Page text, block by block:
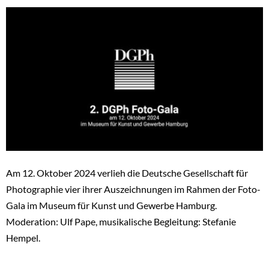
Am 12. Oktober 2024 verlieh die Deutsche Gesellschaft für
Photographie vier ihrer Auszeichnungen im Rahmen der Foto-
Gala im Museum für Kunst und Gewerbe Hamburg.
Moderation: Ulf Pape, musikalische Begleitung: Stefanie
Hempel.